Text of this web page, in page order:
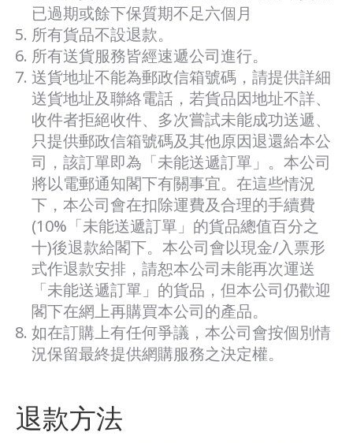
已過期或餘下保質期不足六個月
所有貨品不設退款。
所有送貨服務皆經速遞公司進行。
送貨地址不能為郵政信箱號碼，請提供詳細
送貨地址及聯絡電話，若貨品因地址不詳、
收件者拒絕收件、多次嘗試未能成功送遞、
只提供郵政信箱號碼及其他原因退還給本公
司，該訂單即為「未能送遞訂單」。本公司
將以電郵通知閣下有關事宜。在這些情況
下，本公司會在扣除運費及合理的手續費
(10%「未能送遞訂單」的貨品總值百分之
十)後退款給閣下。本公司會以現金/入票形
式作退款安排，請恕本公司未能再次運送
「未能送遞訂單」的貨品，但本公司仍歡迎
閣下在網上再購買本公司的產品。
如在訂購上有任何爭議，本公司會按個別情
況保留最終提供網購服務之決定權。
退款方法